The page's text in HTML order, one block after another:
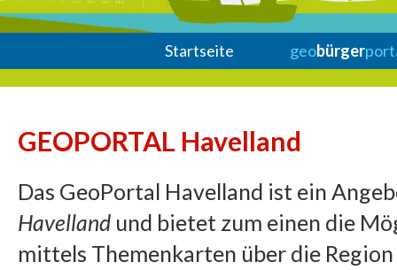
Startseite geobürger
GEOPORTAL Havelland
Das GeoPortal Havelland ist ein
Havelland und bietet zum einen die
mittels Themenkarten über die